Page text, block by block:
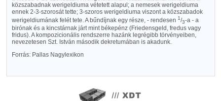
közszabadnak werigeldiuma vétetett alapul; a nemesek werigeldiuma
ennek 2-3-szorosát tette; 3-szoros werigeldiuma viszont a közszabadok
werigeldiumának felét tete. A bűndíjnak egy része, - rendesen 1/3-a - a
birónak és a kincstárnak járt mint békepénz (Friedensgeld, fredus vagy
fridus). A kompozicionális rendszerre hazánk legrégibb törvényeiben,
nevezetesen Szt. István második dekretumában is akadunk.
Forrás: Pallas Nagylexikon